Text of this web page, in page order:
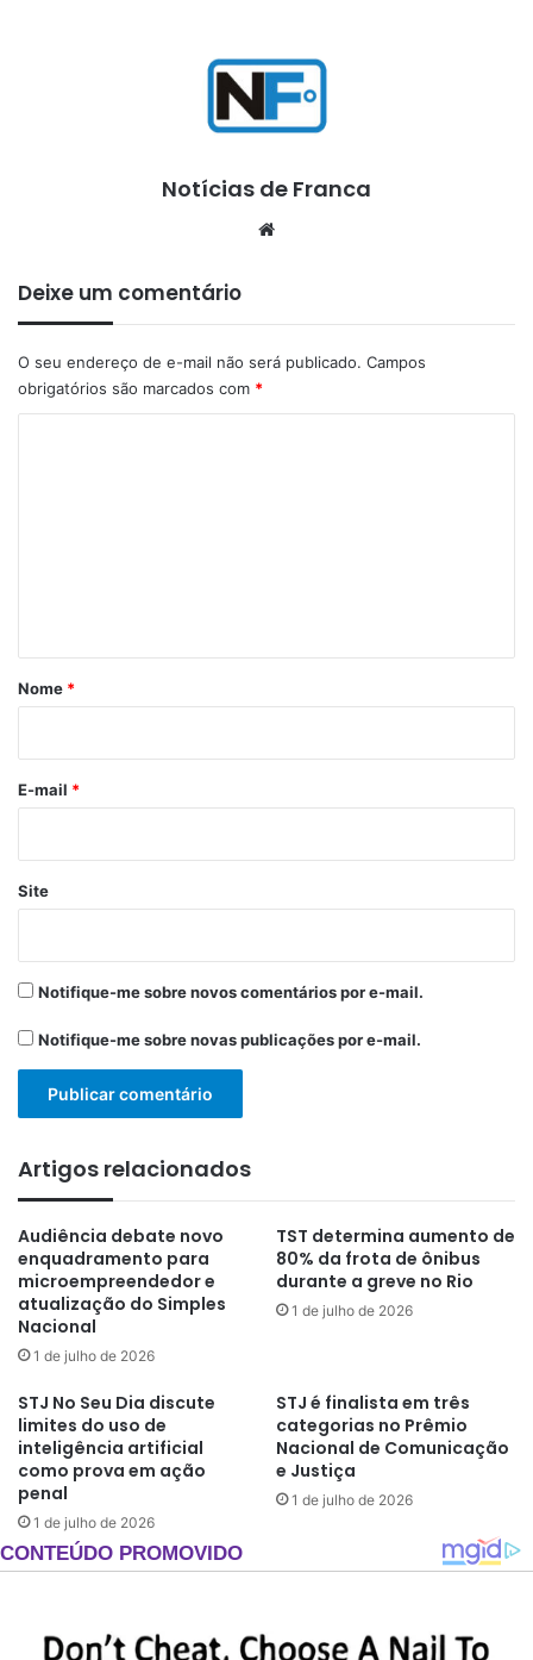
Notícias de Franca
Deixe um comentário
O seu endereço de e-mail não será publicado. Campos
obrigatórios são marcados com *
r
*
Nome *
E-mail *
Site
Notifique-me sobre novos comentários por e-mail.
Notifique-me sobre novas publicações por e-mail.
Artigos relacionados
Audiência debate novo
enquadramento para
microempreendedor e
atualização do Simples
Nacional
1 de julho de 2026
TST determina aumento de
80% da frota de ônibus
durante a greve no Rio
1 de julho de 2026
STJ No Seu Dia discute
limites do uso de
inteligência artificial
como prova em ação
penal
1 de julho de 2026
STJ é finalista em três
categorias no Prêmio
Nacional de Comunicação
e Justiça
1 de julho de 2026